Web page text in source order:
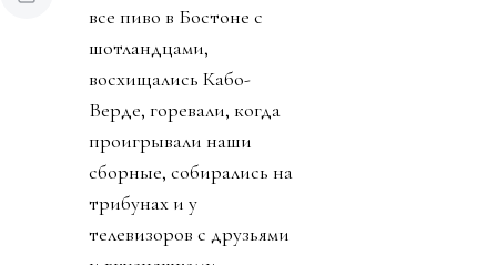
все пиво в Бостоне с
шотландцами,
восхищались Кабо-
Верде, горевали, когда
проигрывали наши
сборные, собирались на
трибунах и у
телевизоров с друзьями